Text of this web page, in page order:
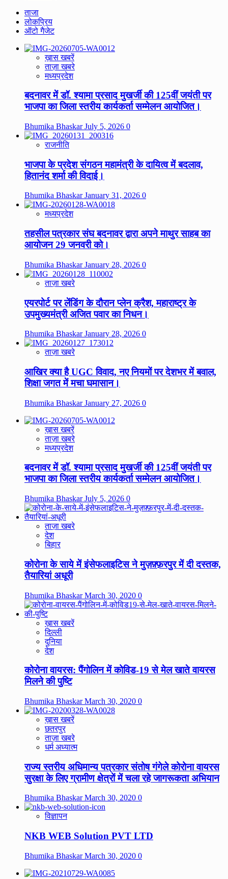
ताजा
लोकप्रिय
ऑटो गैजेट
ख़ास खबरें
ताज़ा खबरे
मध्यप्रदेश
बदनावर में डॉ. श्यामा प्रसाद मुखर्जी की 125वीं जयंती पर
भाजपा का जिला स्तरीय कार्यकर्ता सम्मेलन आयोजित।
Bhumika BhaskarJuly 5, 2026 0
राजनीति
भाजपा के प्रदेश संगठन महामंत्री के दायित्व में बदलाव,
हितानंद शर्मा की विदाई।
Bhumika BhaskarJanuary 31, 2026 0
मध्यप्रदेश
तहसील पत्रकार संघ बदनावर द्वारा अपने माथुर साहब का
आयोजन 29 जनवरी को।
Bhumika BhaskarJanuary 28, 2026 0
ताज़ा खबरे
एयरपोर्ट पर लेंडिंग के दौरान प्लेन क्रैश, महाराष्ट्र के
उपमुख्यमंत्री अजित पवार का निधन।
Bhumika BhaskarJanuary 28, 2026 0
ताज़ा खबरे
आखिर क्या है UGC विवाद, नए नियमों पर देशभर में बवाल,
शिक्षा जगत में मचा घमासान।
Bhumika BhaskarJanuary 27, 2026 0
ख़ास खबरें
ताज़ा खबरे
मध्यप्रदेश
बदनावर में डॉ. श्यामा प्रसाद मुखर्जी की 125वीं जयंती पर
भाजपा का जिला स्तरीय कार्यकर्ता सम्मेलन आयोजित।
Bhumika BhaskarJuly 5, 2026 0
ताज़ा खबरे
देश
बिहार
कोरोना के साये में इंसेफलाइटिस ने मुज़फ़्फ़रपुर में दी दस्तक,
तैयारियां अधूरी
Bhumika BhaskarMarch 30, 2020 0
ख़ास खबरें
दिल्ली
दुनिया
देश
कोरोना वायरस: पैंगोलिन में कोविड-19 से मेल खाते वायरस
मिलने की पुष्टि
Bhumika BhaskarMarch 30, 2020 0
ख़ास खबरें
छतरपुर
ताज़ा खबरे
धर्म अध्यात्म
राज्य स्तरीय अधिमान्य पत्रकार संतोष गंगेले कोरोना वायरस
सुरक्षा के लिए ग्रामीण क्षेत्रों में चला रहे जागरूकता अभियान
Bhumika BhaskarMarch 30, 2020 0
विज्ञापन
NKB WEB Solution PVT LTD
Bhumika BhaskarMarch 30, 2020 0